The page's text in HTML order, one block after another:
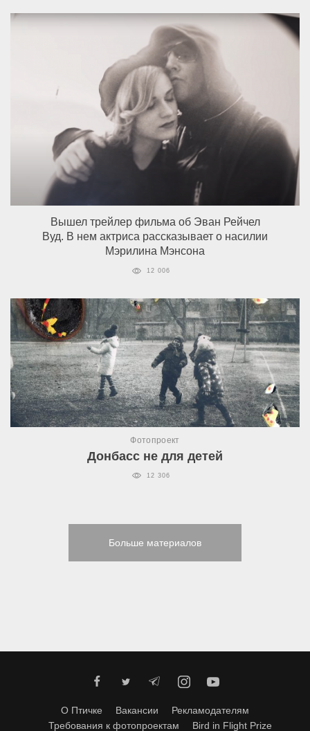
Вышел трейлер фильма об Эван Рейчел
Вуд. В нем актриса рассказывает о насилии
Мэрилина Мэнсона
12 006
Фотопроект
Донбасс не для детей
12 306
Больше материалов
О Птичке Вакансии
Рекламодателям
Требования к фотопроектам
Bird in Flight Prize